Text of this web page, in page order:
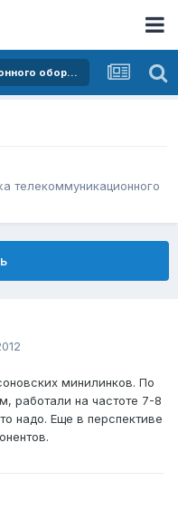
Покупка и продажа телекоммуникационного оборудования
телекоммуникационного
минилинков. По
работали на частоте 7-8
надо. Еще в перспективе